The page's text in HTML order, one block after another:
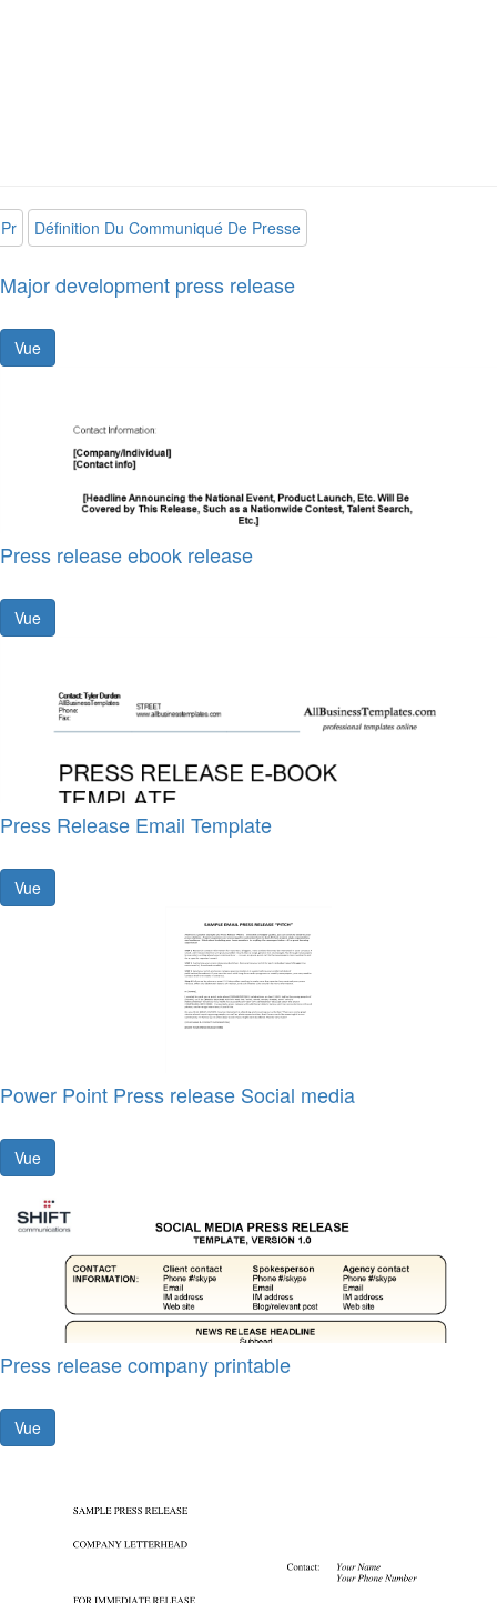
Pr Définition Du Communiqué De Presse
Major development press release
Vue
Press release ebook release
Vue
Press Release Email Template
Vue
Power Point Press release Social media
Vue
Press release company printable
Vue